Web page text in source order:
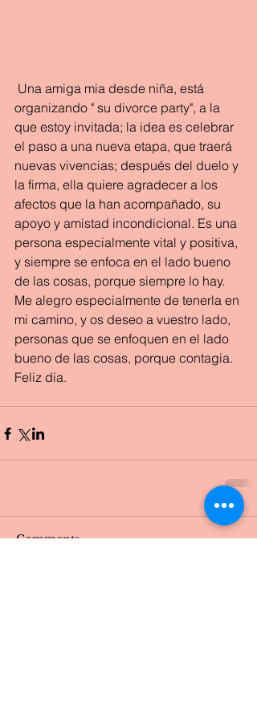
organizando " su divorce party", a la
que estoy invitada; la idea es celebrar
el paso a una nueva etapa, que traerá
nuevas vivencias; después del duelo y
la firma, ella quiere agradecer a los
afectos que la han acompañado, su
apoyo y amistad incondicional. Es una
persona especialmente vital y positiva,
y siempre se enfoca en el lado bueno
de las cosas, porque siempre lo hay.
Me alegro especialmente de tenerla en
mi camino, y os deseo a vuestro lado,
personas que se enfoquen en el lado
bueno de las cosas, porque contagia.
Feliz dia.
Comments